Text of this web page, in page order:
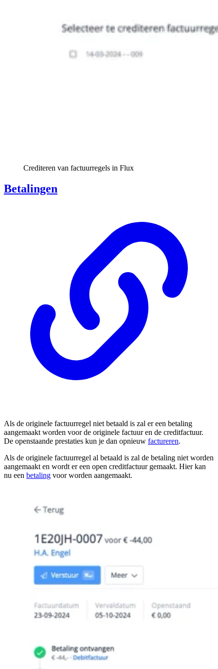
Crediteren van factuurregels in Flux
Betalingen
Als de originele factuurregel niet betaald is zal er een betaling
aangemaakt worden voor de originele factuur en de creditfactuur.
De openstaande prestaties kun je dan opnieuw factureren.
Als de originele factuurregel al betaald is zal de betaling niet worden
aangemaakt en wordt er een open creditfactuur gemaakt. Hier kan
nu een betaling voor worden aangemaakt.